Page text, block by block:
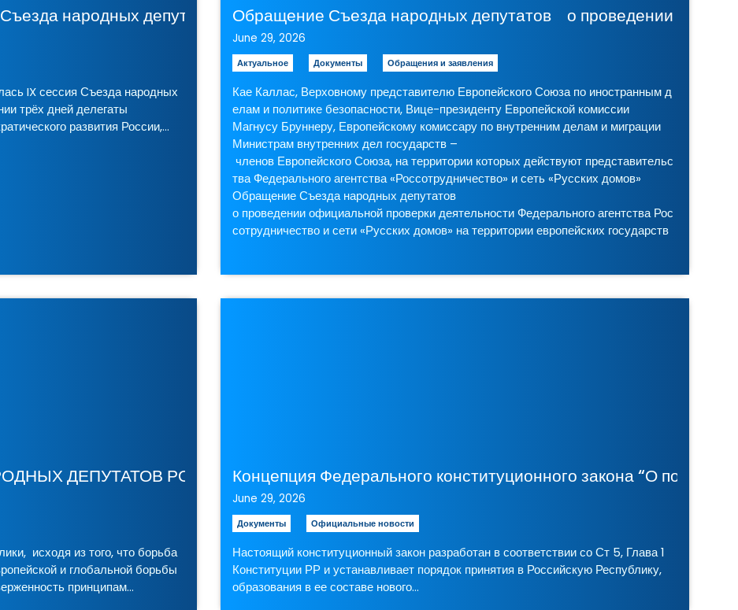
народных депутатов Российской Республики
IX сессия Съезда народных
трёх дней делегаты
развития России,…
Обращение Съезда народных депутатов о проведении
June 29, 2026
Актуальное Документы Обращения и заявления
Кае Каллас, Верховному представителю Европейского Союза по иностранным д
елам и политике безопасности, Вице-президенту Европейской комиссии
Магнусу Бруннеру, Европейскому комиссару по внутренним делам и миграции
Министрам внутренних дел государств –
членов Европейского Союза, на территории которых действуют представительс
тва Федерального агентства «Россотрудничество» и сеть «Русских домов»
Обращение Съезда народных депутатов
о проведении официальной проверки деятельности Федерального агентства Рос
сотрудничество и сети «Русских домов» на территории европейских государств
ПОСТАНОВЛЕНИЕ СЪЕЗДА НАРОДНЫХ ДЕПУТАТОВ РОССИЙСКОЙ
исходя из того, что борьба
и глобальной борьбы
принципам…
Концепция
June 29, 2026
Документы Официальные новости
Настоящий конституционный закон разработан в соответствии со Ст 5, Глава 1
Конституции РР и устанавливает порядок принятия в Российскую Республику,
образования в ее составе нового…